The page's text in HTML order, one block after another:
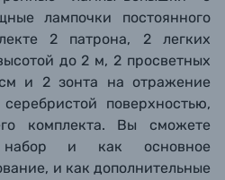
лампочки постоянного
2 патрона, 2 легких
до 2 м, 2 просветных
и 2 зонта на отражение
поверхностью,
комплекта. Вы сможете
набор и как основное
и как дополнительные